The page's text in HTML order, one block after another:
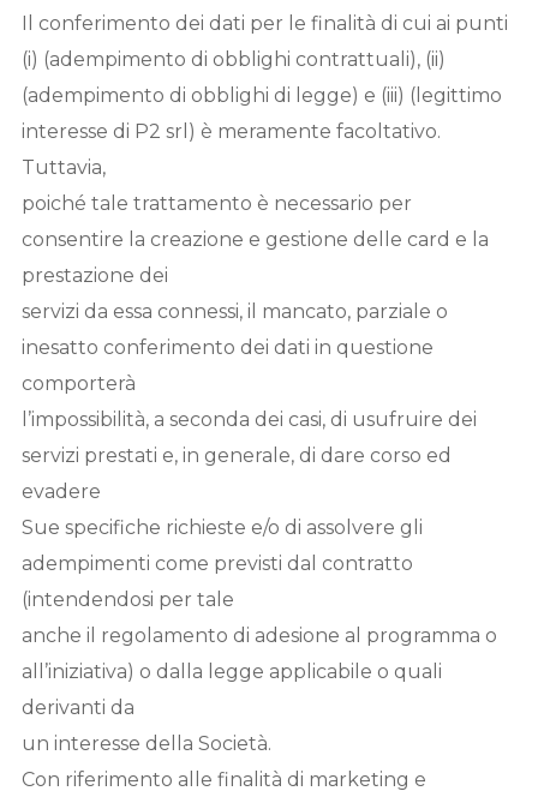
Il conferimento dei dati per le finalità di cui ai punti
(i) (adempimento di obblighi contrattuali), (ii)
(adempimento di obblighi di legge) e (iii) (legittimo
interesse di P2 srl) è meramente facoltativo.
Tuttavia,
poiché tale trattamento è necessario per
consentire la creazione e gestione delle card e la
prestazione dei
servizi da essa connessi, il mancato, parziale o
inesatto conferimento dei dati in questione
comporterà
l’impossibilità, a seconda dei casi, di usufruire dei
servizi prestati e, in generale, di dare corso ed
evadere
Sue specifiche richieste e/o di assolvere gli
adempimenti come previsti dal contratto
(intendendosi per tale
anche il regolamento di adesione al programma o
all’iniziativa) o dalla legge applicabile o quali
derivanti da
un interesse della Società.
Con riferimento alle finalità di marketing e